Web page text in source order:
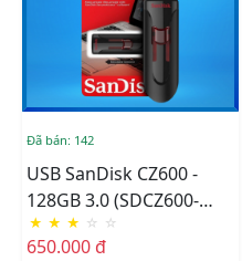
Đã bán: 142
USB SanDisk CZ600 -
128GB 3.0 (SDCZ600-
128G-G35)
★ ★ ★ ☆ ☆
650.000 đ